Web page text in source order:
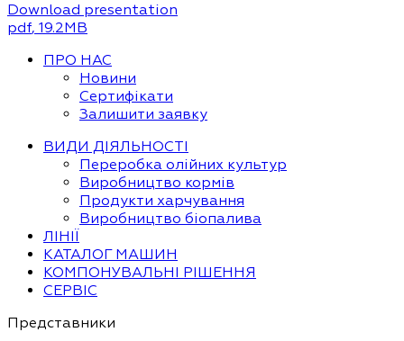
Download presentation
pdf, 19.2MB
ПРО НАС
Новини
Сертифікати
Залишити заявку
ВИДИ ДІЯЛЬНОСТІ
Переробка олійних культур
Виробництво кормів
Продукти харчування
Виробництво біопалива
ЛІНІЇ
КАТАЛОГ МАШИН
КОМПОНУВАЛЬНІ РІШЕННЯ
СЕРВІС
Представники